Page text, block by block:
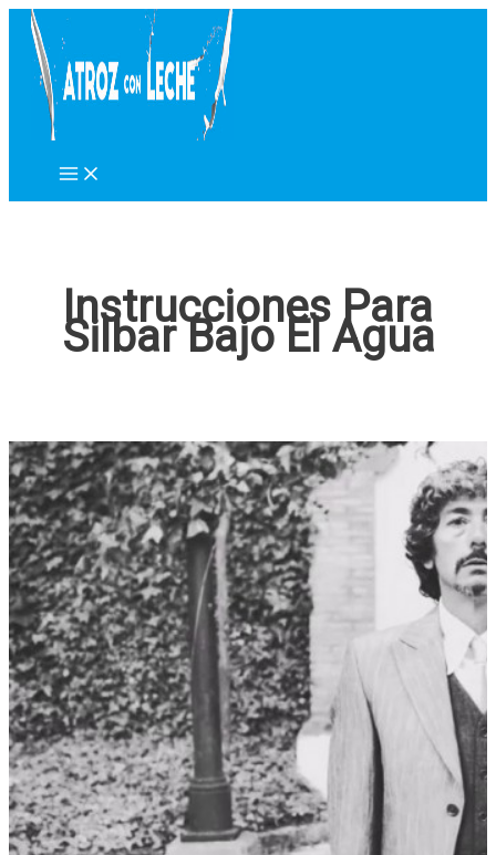
contenido
Instrucciones Para
Silbar Bajo El Agua